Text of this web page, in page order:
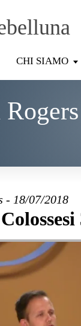
CHI SIAMO
- 18/07/2018